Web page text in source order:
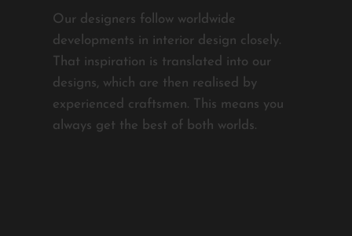
Our designers follow worldwide
developments in interior design closely.
That inspiration is translated into our
designs, which are then realised by
experienced craftsmen. This means you
always get the best of both worlds.